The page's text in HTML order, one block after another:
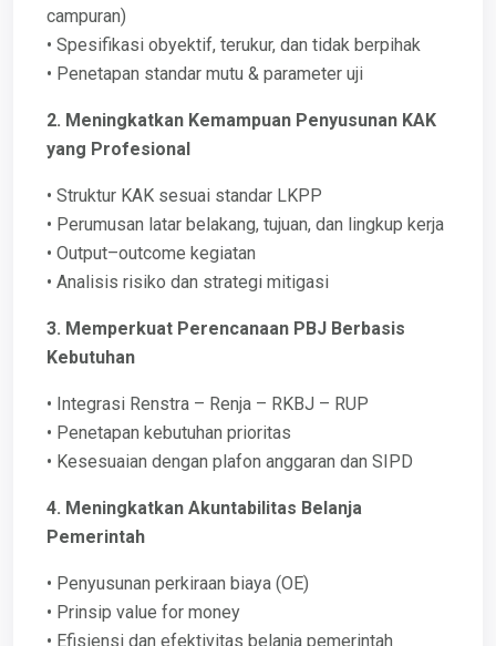
campuran)
• Spesifikasi obyektif, terukur, dan tidak berpihak
• Penetapan standar mutu & parameter uji
2. Meningkatkan Kemampuan Penyusunan KAK
yang Profesional
• Struktur KAK sesuai standar LKPP
• Perumusan latar belakang, tujuan, dan lingkup kerja
• Output–outcome kegiatan
• Analisis risiko dan strategi mitigasi
3. Memperkuat Perencanaan PBJ Berbasis
Kebutuhan
• Integrasi Renstra – Renja – RKBJ – RUP
• Penetapan kebutuhan prioritas
• Kesesuaian dengan plafon anggaran dan SIPD
4. Meningkatkan Akuntabilitas Belanja
Pemerintah
• Penyusunan perkiraan biaya (OE)
• Prinsip value for money
• Efisiensi dan efektivitas belanja pemerintah